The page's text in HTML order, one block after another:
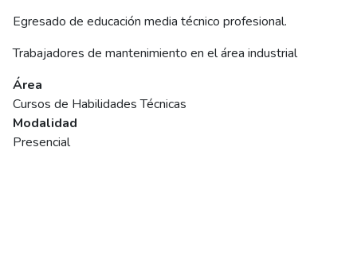
Egresado de educación media técnico profesional.
Trabajadores de mantenimiento en el área industrial
Área
Cursos de Habilidades Técnicas
Modalidad
Presencial